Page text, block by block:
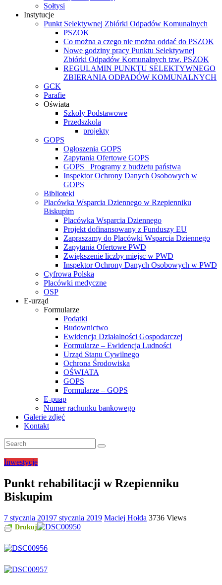
Sołtysi
Instytucje
Punkt Selektywnej Zbiórki Odpadów Komunalnych
PSZOK
Co można a czego nie można oddać do PSZOK
Nowe godziny pracy Punktu Selektywnej
Zbiórki Odpadów Komunalnych tzw. PSZOK
REGULAMIN PUNKTU SELEKTYWNEGO
ZBIERANIA ODPADÓW KOMUNALNYCH
GCK
Parafie
Oświata
Szkoły Podstawowe
Przedszkola
projekty
GOPS
Ogłoszenia GOPS
Zapytania Ofertowe GOPS
GOPS_ Programy z budżetu państwa
Inspektor Ochrony Danych Osobowych w
GOPS
Biblioteki
Placówka Wsparcia Dziennego w Rzepienniku
Biskupim
Placówka Wsparcia Dziennego
Projekt dofinansowany z Funduszy EU
Zapraszamy do Placówki Wsparcia Dziennego
Zapytania Ofertowe PWD
Zwiększenie liczby miejsc w PWD
Inspektor Ochrony Danych Osobowych w PWD
Cyfrowa Polska
Placówki medyczne
OSP
E-urząd
Formularze
Podatki
Budownictwo
Ewidencja Działalności Gospodarczej
Formularze – Ewidencja Ludności
Urząd Stanu Cywilnego
Ochrona Środowiska
OŚWIATA
GOPS
Formularze – GOPS
E-puap
Numer rachunku bankowego
Galerie zdjęć
Kontakt
Inwestycje
Punkt rehabilitacji w Rzepienniku
Biskupim
7 stycznia 20197 stycznia 2019 Maciej Hołda 3736 Views
Drukuj